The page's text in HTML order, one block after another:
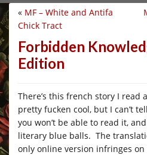
« MF – White and Antifa
Chick Tract
Forbidden
Edition
There’s this french story I read
pretty fucken cool, but I can’t
you won’t be able to read it,
literary blue balls. The
only online version infringes